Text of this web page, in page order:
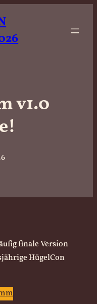
v1.0
finale Version
HügelCon